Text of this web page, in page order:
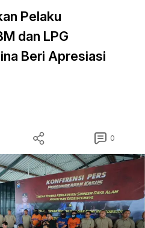
Pelaku
dan LPG
Beri Apresiasi
0